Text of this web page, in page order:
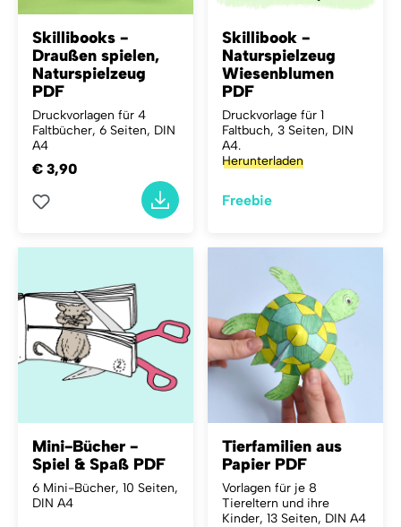
Skillibooks -
Draußen spielen,
Naturspielzeug
PDF
Druckvorlagen für 4
Faltbücher, 6 Seiten, DIN
A4
€ 3,90
Skillibook -
Naturspielzeug
Wiesenblumen
PDF
Druckvorlage für 1
Faltbuch, 3 Seiten, DIN
A4.
Herunterladen
Freebie
Mini-Bücher -
Spiel & Spaß PDF
6 Mini-Bücher, 10 Seiten,
DIN A4
Tierfamilien aus
Papier PDF
Vorlagen für je 8
Tiereltern und ihre
Kinder, 13 Seiten, DIN A4